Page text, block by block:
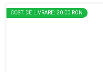
COST DE LIVRARE: 20.00 RON